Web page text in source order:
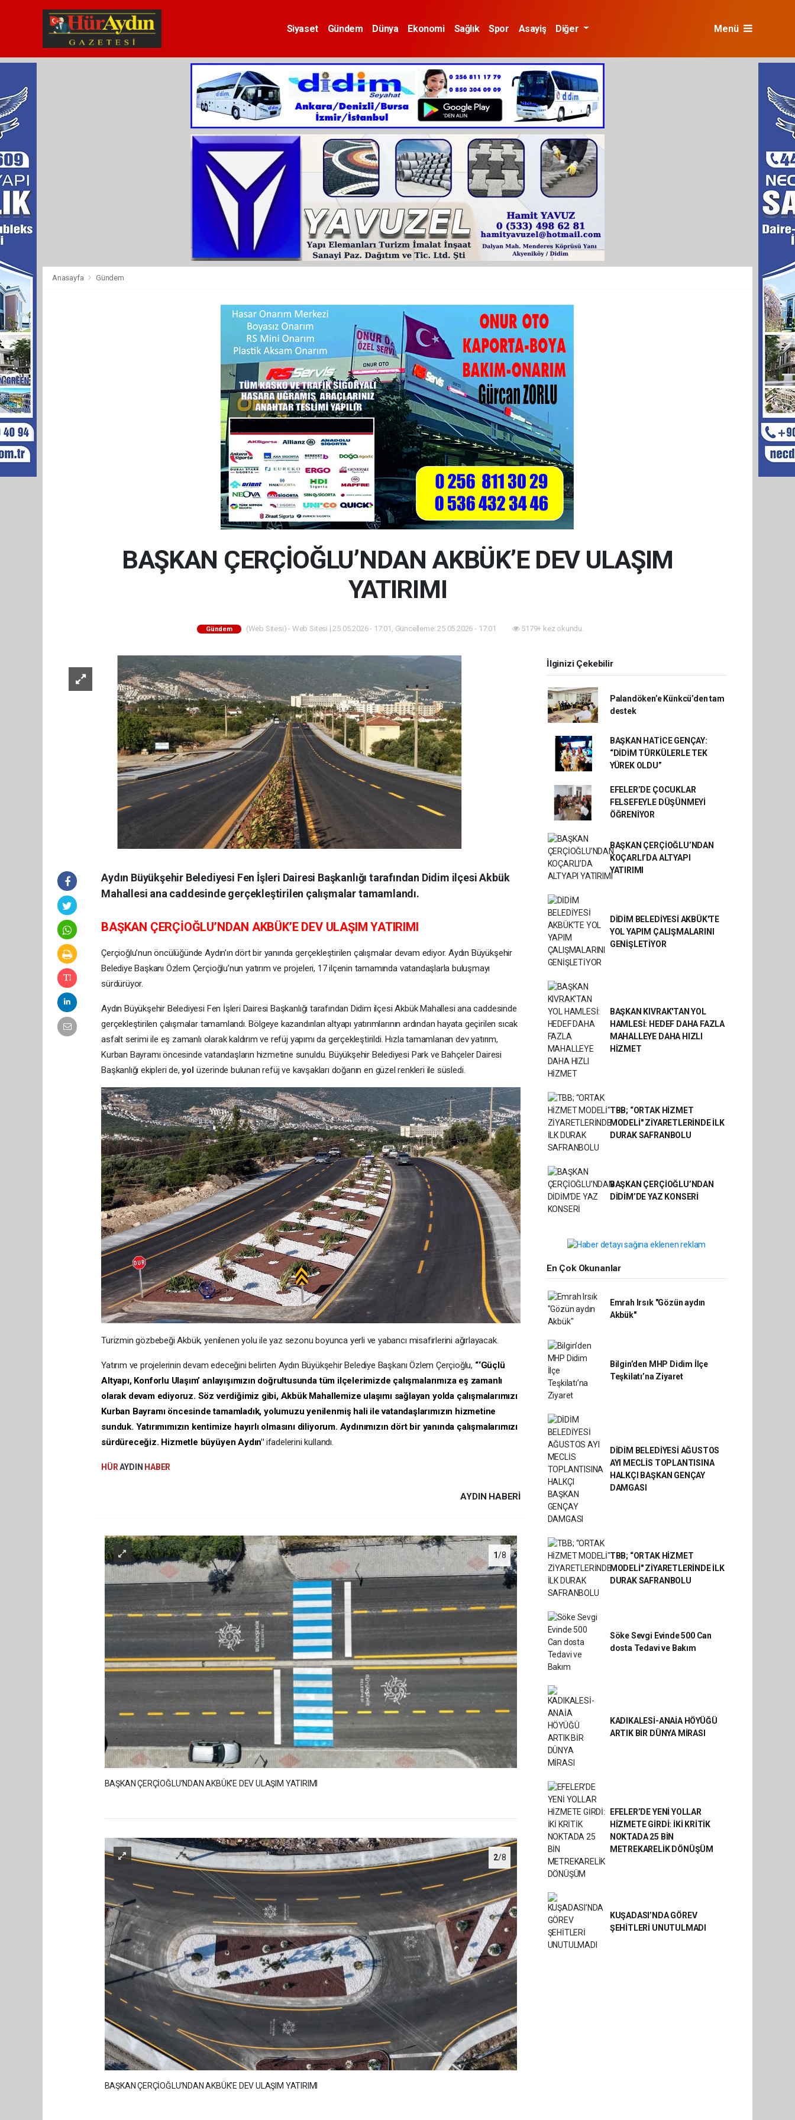
Siyaset Gündem Dünya Ekonomi Sağlık Spor Asayiş Diğer Menü
Anasayfa Gündem
BAŞKAN ÇERÇİOĞLU’NDAN AKBÜK’E DEV ULAŞIM
YATIRIMI
Gündem (Web Sitesi) - Web Sitesi | 25.05.2026 - 17:01, Güncelleme: 25.05.2026 - 17:01 5179+ kez okundu.
Aydın Büyükşehir Belediyesi Fen İşleri Dairesi Başkanlığı tarafından Didim ilçesi Akbük
Mahallesi ana caddesinde gerçekleştirilen çalışmalar tamamlandı.
BAŞKAN ÇERÇİOĞLU’NDAN AKBÜK’E DEV ULAŞIM YATIRIMI
Çerçioğlu’nun öncülüğünde Aydın’ın dört bir yanında gerçekleştirilen çalışmalar devam ediyor. Aydın Büyükşehir
Belediye Başkanı Özlem Çerçioğlu’nun yatırım ve projeleri, 17 ilçenin tamamında vatandaşlarla buluşmayı
sürdürüyor.
Aydın Büyükşehir Belediyesi Fen İşleri Dairesi Başkanlığı tarafından Didim ilçesi Akbük Mahallesi ana caddesinde
gerçekleştirilen çalışmalar tamamlandı. Bölgeye kazandırılan altyapı yatırımlarının ardından hayata geçirilen sıcak
asfalt serimi ile eş zamanlı olarak kaldırım ve refüj yapımı da gerçekleştirildi. Hızla tamamlanan dev yatırım,
Kurban Bayramı öncesinde vatandaşların hizmetine sunuldu. Büyükşehir Belediyesi Park ve Bahçeler Dairesi
Başkanlığı ekipleri de,yol üzerinde bulunan refüj ve kavşakları doğanın en güzel renkleri ile süsledi.
Turizmin gözbebeği Akbük, yenilenen yolu ile yaz sezonu boyunca yerli ve yabancı misafirlerini ağırlayacak.
Yatırım ve projelerinin devam edeceğini belirten Aydın Büyükşehir Belediye Başkanı Özlem Çerçioğlu, “‘Güçlü
Altyapı, Konforlu Ulaşım’ anlayışımızın doğrultusunda tüm ilçelerimizde çalışmalarımıza eş zamanlı
olarak devam ediyoruz. Söz verdiğimiz gibi, Akbük Mahallemize ulaşımı sağlayan yolda çalışmalarımızı
Kurban Bayramı öncesinde tamamladık, yolumuzu yenilenmiş hali ile vatandaşlarımızın hizmetine
sunduk. Yatırımımızın kentimize hayırlı olmasını diliyorum. Aydınımızın dört bir yanında çalışmalarımızı
sürdüreceğiz. Hizmetle büyüyen Aydın"ifadelerini kullandı.
HÜRAYDIN HABER
AYDIN HABERİ
1/8
BAŞKAN ÇERÇİOĞLU’NDAN AKBÜK’E DEV ULAŞIM YATIRIMI
2/8
BAŞKAN ÇERÇİOĞLU’NDAN AKBÜK’E DEV ULAŞIM YATIRIMI
İlginizi Çekebilir
Palandöken’e Künkcü’den tam
destek
BAŞKAN HATİCE GENÇAY:
“DİDİM TÜRKÜLERLE TEK
YÜREK OLDU”
EFELER’DE ÇOCUKLAR
FELSEFEYLE DÜŞÜNMEYİ
ÖĞRENİYOR
BAŞKAN ÇERÇİOĞLU’NDAN
KOÇARLI’DA ALTYAPI
YATIRIMI
DİDİM BELEDİYESİ AKBÜK'TE
YOL YAPIM ÇALIŞMALARINI
GENİŞLETİYOR
BAŞKAN KIVRAK'TAN YOL
HAMLESİ: HEDEF DAHA FAZLA
MAHALLEYE DAHA HIZLI
HİZMET
TBB; “ORTAK HİZMET
MODELİ" ZİYARETLERİNDE İLK
DURAK SAFRANBOLU
BAŞKAN ÇERÇİOĞLU’NDAN
DİDİM’DE YAZ KONSERİ
En Çok Okunanlar
Emrah Irsık "Gözün aydın
Akbük"
Bilgin’den MHP Didim İlçe
Teşkilatı’na Ziyaret
DİDİM BELEDİYESİ AĞUSTOS
AYI MECLİS TOPLANTISINA
HALKÇI BAŞKAN GENÇAY
DAMGASI
TBB; “ORTAK HİZMET
MODELİ" ZİYARETLERİNDE İLK
DURAK SAFRANBOLU
Söke Sevgi Evinde 500 Can
dosta Tedavi ve Bakım
KADIKALESİ-ANAİA HÖYÜĞÜ
ARTIK BİR DÜNYA MİRASI
EFELER’DE YENİ YOLLAR
HİZMETE GİRDİ: İKİ KRİTİK
NOKTADA 25 BİN
METREKARELİK DÖNÜŞÜM
KUŞADASI’NDA GÖREV
ŞEHİTLERİ UNUTULMADI